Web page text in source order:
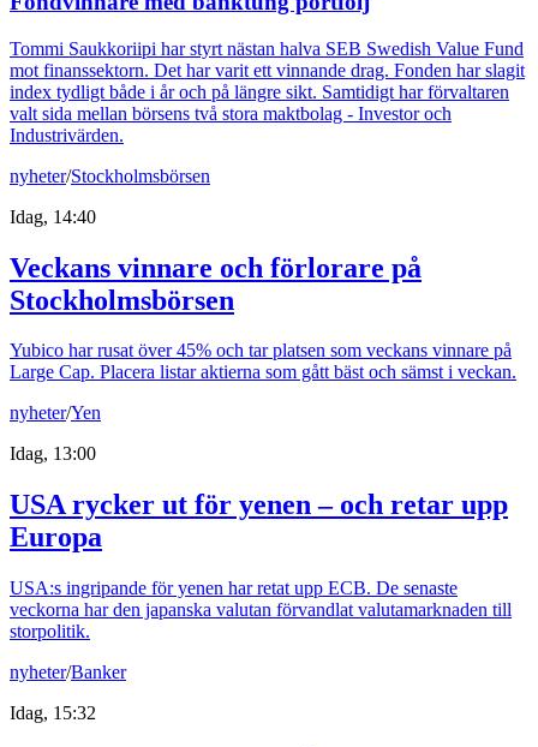
Tommi Saukkoriipi har styrt nästan halva SEB Swedish Value Fund
mot finanssektorn. Det har varit ett vinnande drag. Fonden har slagit
index tydligt både i år och på längre sikt. Samtidigt har förvaltaren
valt sida mellan börsens två stora maktbolag - Investor och
Industrivärden.
nyheter/Stockholmsbörsen
Idag, 14:40
Veckans vinnare och förlorare på
Stockholmsbörsen
Yubico har rusat över 45% och tar platsen som veckans vinnare på
Large Cap. Placera listar aktierna som gått bäst och sämst i veckan.
nyheter/Yen
Idag, 13:00
USA rycker ut för yenen – och retar upp
Europa
USA:s ingripande för yenen har retat upp ECB. De senaste
veckorna har den japanska valutan förvandlat valutamarknaden till
storpolitik.
nyheter/Banker
Idag, 15:32